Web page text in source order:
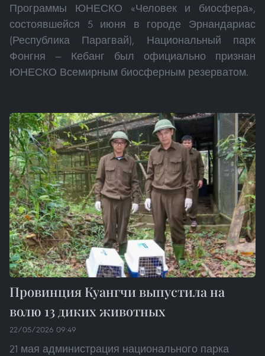
Программы ЮНЕСКО «Человек и биосфера»,
состоявшейся 5 июня в городе Эрнандариас
(Республика Парагвай), Национальный парк
Фонгня — Кебанг был официально признан
ЮНЕСКО Всемирным биосферным резерватом.
Провинция Куангчи выпустила на
волю 13 диких животных
22/05/2026 09:49
21 мая администрация национального парка